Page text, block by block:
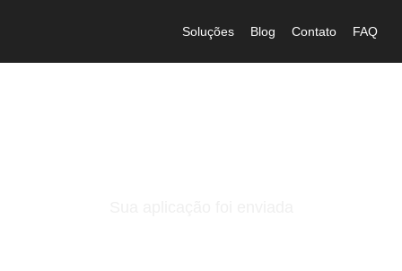
Soluções Blog Contato FAQ